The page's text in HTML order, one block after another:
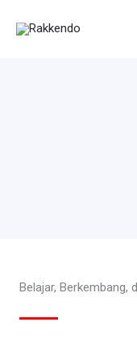
Belajar, Berkembang,